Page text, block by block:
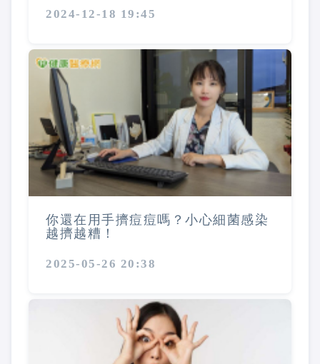
2024-12-18 19:45
你還在用手擠痘痘嗎？小心細菌感染
越擠越糟！
2025-05-26 20:38